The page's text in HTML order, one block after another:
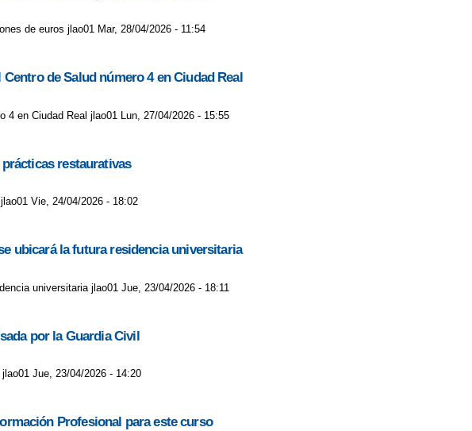
de euros jlao01 Mar, 28/04/2026 - 11:54
de Salud número 4 en Ciudad Real
4 en Ciudad Real jlao01 Lun, 27/04/2026 - 15:55
restaurativas
Vie, 24/04/2026 - 18:02
ubicará la futura residencia universitaria
universitaria jlao01 Jue, 23/04/2026 - 18:11
por la Guardia Civil
Jue, 23/04/2026 - 14:20
Profesional para este curso